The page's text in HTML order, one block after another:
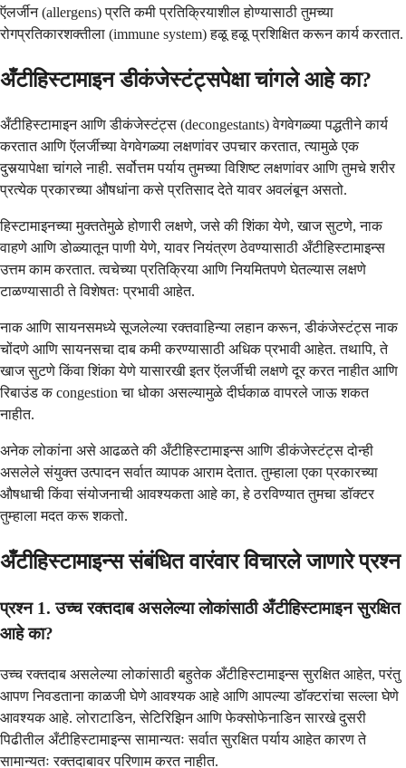
ऍलर्जीन (allergens) प्रति कमी प्रतिक्रियाशील होण्यासाठी तुमच्या
रोगप्रतिकारशक्तीला (immune system) हळू हळू प्रशिक्षित करून कार्य करतात.
अँटीहिस्टामाइन डीकंजेस्टंट्सपेक्षा चांगले आहे का?
अँटीहिस्टामाइन आणि डीकंजेस्टंट्स (decongestants) वेगवेगळ्या पद्धतीने कार्य
करतात आणि ऍलर्जीच्या वेगवेगळ्या लक्षणांवर उपचार करतात, त्यामुळे एक
दुसर्‍यापेक्षा चांगले नाही. सर्वोत्तम पर्याय तुमच्या विशिष्ट लक्षणांवर आणि तुमचे शरीर
प्रत्येक प्रकारच्या औषधांना कसे प्रतिसाद देते यावर अवलंबून असतो.
हिस्टामाइनच्या मुक्ततेमुळे होणारी लक्षणे, जसे की शिंका येणे, खाज सुटणे, नाक
वाहणे आणि डोळ्यातून पाणी येणे, यावर नियंत्रण ठेवण्यासाठी अँटीहिस्टामाइन्स
उत्तम काम करतात. त्वचेच्या प्रतिक्रिया आणि नियमितपणे घेतल्यास लक्षणे
टाळण्यासाठी ते विशेषतः प्रभावी आहेत.
नाक आणि सायनसमध्ये सूजलेल्या रक्तवाहिन्या लहान करून, डीकंजेस्टंट्स नाक
चोंदणे आणि सायनसचा दाब कमी करण्यासाठी अधिक प्रभावी आहेत. तथापि, ते
खाज सुटणे किंवा शिंका येणे यासारखी इतर ऍलर्जीची लक्षणे दूर करत नाहीत आणि
रिबाउंड क congestion चा धोका असल्यामुळे दीर्घकाळ वापरले जाऊ शकत
नाहीत.
अनेक लोकांना असे आढळते की अँटीहिस्टामाइन्स आणि डीकंजेस्टंट्स दोन्ही
असलेले संयुक्त उत्पादन सर्वात व्यापक आराम देतात. तुम्हाला एका प्रकारच्या
औषधाची किंवा संयोजनाची आवश्यकता आहे का, हे ठरविण्यात तुमचा डॉक्टर
तुम्हाला मदत करू शकतो.
अँटीहिस्टामाइन्स संबंधित वारंवार विचारले जाणारे प्रश्न
प्रश्न 1. उच्च रक्तदाब असलेल्या लोकांसाठी अँटीहिस्टामाइन सुरक्षित
आहे का?
उच्च रक्तदाब असलेल्या लोकांसाठी बहुतेक अँटीहिस्टामाइन्स सुरक्षित आहेत, परंतु
आपण निवडताना काळजी घेणे आवश्यक आहे आणि आपल्या डॉक्टरांचा सल्ला घेणे
आवश्यक आहे. लोराटाडिन, सेटिरिझिन आणि फेक्सोफेनाडिन सारखे दुसरी
पिढीतील अँटीहिस्टामाइन्स सामान्यतः सर्वात सुरक्षित पर्याय आहेत कारण ते
सामान्यतः रक्तदाबावर परिणाम करत नाहीत.